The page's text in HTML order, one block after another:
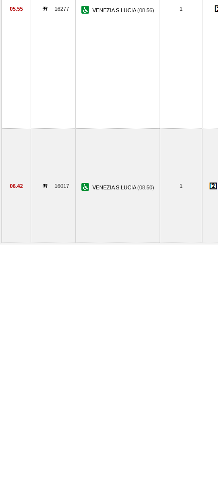
05.55 16277 VENEZIA S.LUCIA(08.56) 1
06.42 16017 VENEZIA S.LUCIA(08.50) 1